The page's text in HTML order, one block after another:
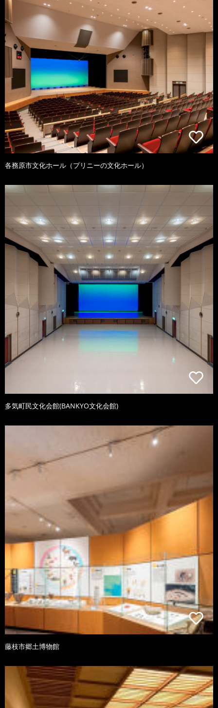
各務原市文化ホール（プリニーの文化ホール）
多気町民文化会館(BANKYO文化会館)
藤枝市郷土博物館